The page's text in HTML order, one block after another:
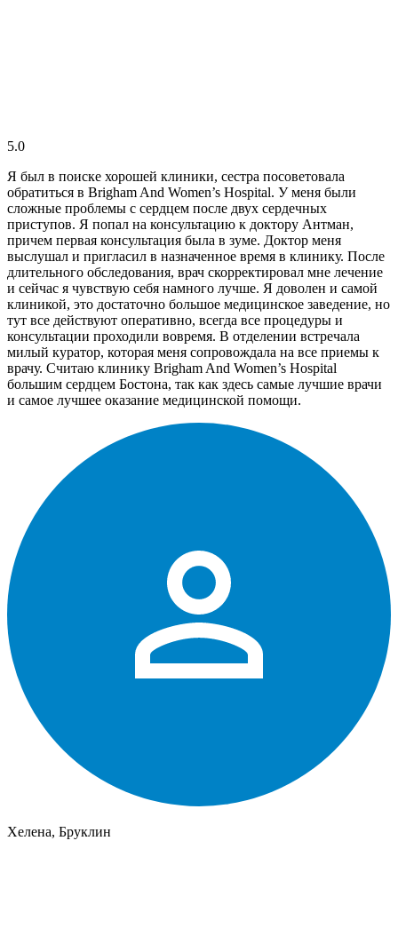
5.0
Я был в поиске хорошей клиники, сестра посоветовала
обратиться в Brigham And Women’s Hospital. У меня были
сложные проблемы с сердцем после двух сердечных
приступов. Я попал на консультацию к доктору Антман,
причем первая консультация была в зуме. Доктор меня
выслушал и пригласил в назначенное время в клинику. После
длительного обследования, врач скорректировал мне лечение
и сейчас я чувствую себя намного лучше. Я доволен и самой
клиникой, это достаточно большое медицинское заведение, но
тут все действуют оперативно, всегда все процедуры и
консультации проходили вовремя. В отделении встречала
милый куратор, которая меня сопровождала на все приемы к
врачу. Считаю клинику Brigham And Women’s Hospital
большим сердцем Бостона, так как здесь самые лучшие врачи
и самое лучшее оказание медицинской помощи.
Хелена, Бруклин